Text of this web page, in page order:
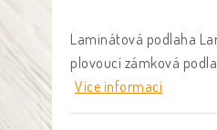
Laminátová podlaha
plovoucí zámková
Více informací